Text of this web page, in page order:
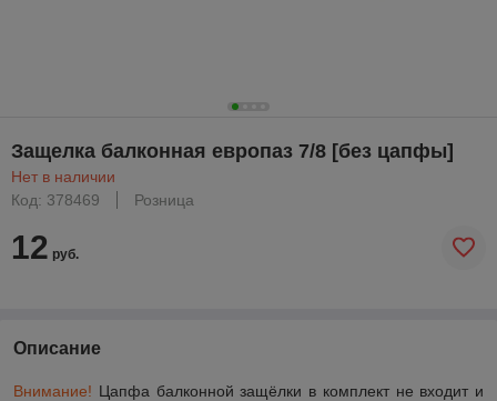
Защелка балконная европаз 7/8 [без цапфы]
Нет в наличии
Код: 378469
Розница
12 руб.
Описание
Внимание! Цапфа балконной защёлки в комплект не входит и